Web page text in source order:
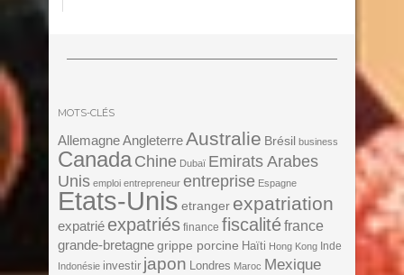
MOTS-CLÉS
Allemagne AngleterreAustralie Brésil business
Canada Chine Dubaï Emirats Arabes
Unis emploi entrepreneur entreprise Espagne
Etats-Unis etranger expatriation
expatrié expatriés finance fiscalitéfrance
grande-bretagne grippe porcine Haïti Hong Kong Inde
Indonésie investir japon Londres Maroc Mexique